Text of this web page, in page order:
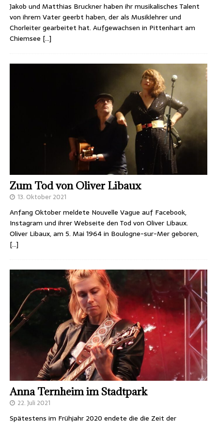
Jakob und Matthias Bruckner haben ihr musikalisches Talent
von ihrem Vater geerbt haben, der als Musiklehrer und
Chorleiter gearbeitet hat. Aufgewachsen in Pittenhart am
Chiemsee […]
Zum Tod von Oliver Libaux
13. Oktober 2021
Anfang Oktober meldete Nouvelle Vague auf Facebook,
Instagram und ihrer Webseite den Tod von Oliver Libaux.
Oliver Libaux, am 5. Mai 1964 in Boulogne-sur-Mer geboren,
[…]
Anna Ternheim im Stadtpark
22. Juli 2021
Spätestens im Frühjahr 2020 endete die die Zeit der